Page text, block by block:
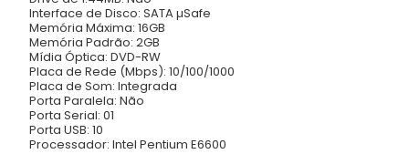
Interface de Disco: SATA µSafe
Memória Máxima: 16GB
Memória Padrão: 2GB
Mídia Óptica: DVD-RW
Placa de Rede (Mbps): 10/100/1000
Placa de Som: Integrada
Porta Paralela: Não
Porta Serial: 01
Porta USB: 10
Processador: Intel Pentium E6600